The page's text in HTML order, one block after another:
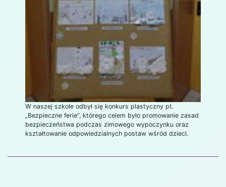
W naszej szkole odbył się konkurs plastyczny pt.
„Bezpieczne ferie”, którego celem było promowanie zasad
bezpieczeństwa podczas zimowego wypoczynku oraz
kształtowanie odpowiedzialnych postaw wśród dzieci.